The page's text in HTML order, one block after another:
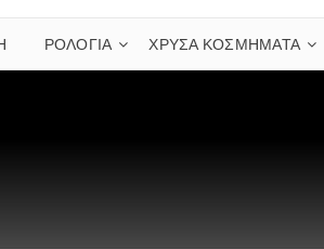
ΡΟΛΟΓΙΑ ΧΡΥΣΆ ΚΟΣΜΉΜΑΤΑ